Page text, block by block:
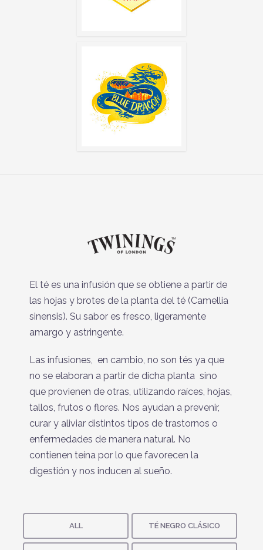
El té es una infusión que se obtiene a partir de
las hojas y brotes de la planta del té (Camellia
sinensis). Su sabor es fresco, ligeramente
amargo y astringente.
Las infusiones, en cambio, no son tés ya que
no se elaboran a partir de dicha planta sino
que provienen de otras, utilizando raíces, hojas,
tallos, frutos o flores. Nos ayudan a prevenir,
curar y aliviar distintos tipos de trastornos o
enfermedades de manera natural. No
contienen teína por lo que favorecen la
digestión y nos inducen al sueño.
ALL TÉ NEGRO CLÁSICO